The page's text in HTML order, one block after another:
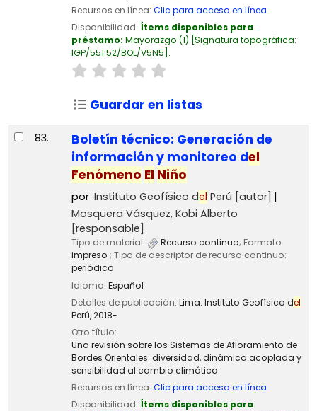
Recursos en línea: Clic para acceso en línea
Disponibilidad: Ítems disponibles para
préstamo: Mayorazgo (1) Signatura topográfica:
IGP/551.52/BOL/V5N5 .
Guardar en listas
83.
Boletín técnico: Generación de
información y monitoreo del
Fenómeno El Niño
por Instituto Geofísico del Perú [autor]
Mosquera Vásquez, Kobi Alberto
[responsable]
Tipo de material: Recurso continuo; Formato:
impreso ; Tipo de descriptor de recurso continuo:
periódico
Idioma: Español
Detalles de publicación: Lima: Instituto Geofísico del
Perú,2018-
Otro título:
Una revisión sobre los Sistemas de Afloramiento de
Bordes Orientales: diversidad, dinámica acoplada y
sensibilidad al cambio climática
Recursos en línea: Clic para acceso en línea
Disponibilidad: Ítems disponibles para